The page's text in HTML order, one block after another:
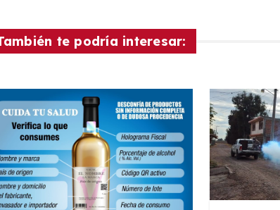
te podría interesar: